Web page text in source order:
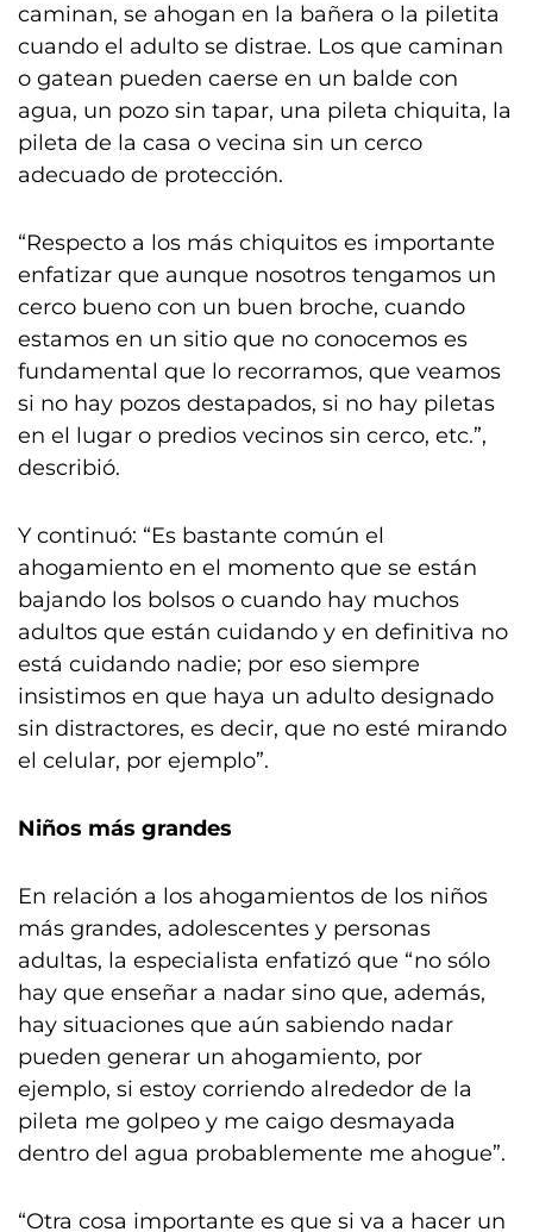
caminan, se ahogan en la bañera o la piletita
cuando el adulto se distrae. Los que caminan
o gatean pueden caerse en un balde con
agua, un pozo sin tapar, una pileta chiquita, la
pileta de la casa o vecina sin un cerco
adecuado de protección.
“Respecto a los más chiquitos es importante
enfatizar que aunque nosotros tengamos un
cerco bueno con un buen broche, cuando
estamos en un sitio que no conocemos es
fundamental que lo recorramos, que veamos
si no hay pozos destapados, si no hay piletas
en el lugar o predios vecinos sin cerco, etc.”,
describió.
Y continuó: “Es bastante común el
ahogamiento en el momento que se están
bajando los bolsos o cuando hay muchos
adultos que están cuidando y en definitiva no
está cuidando nadie; por eso siempre
insistimos en que haya un adulto designado
sin distractores, es decir, que no esté mirando
el celular, por ejemplo”.
Niños más grandes
En relación a los ahogamientos de los niños
más grandes, adolescentes y personas
adultas, la especialista enfatizó que “no sólo
hay que enseñar a nadar sino que, además,
hay situaciones que aún sabiendo nadar
pueden generar un ahogamiento, por
ejemplo, si estoy corriendo alrededor de la
pileta me golpeo y me caigo desmayada
dentro del agua probablemente me ahogue”.
“Otra cosa importante es que si va a hacer un